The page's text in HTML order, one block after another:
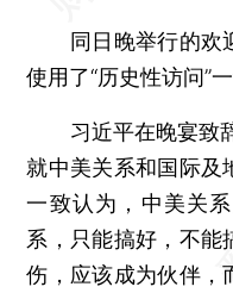
同日晚举行的欢
使用了“历史性访问”一
习近平在晚宴致辞
就中美关系和国际及
一致认为，中美关
系，只能搞好，不能
伤，应该成为伙伴，